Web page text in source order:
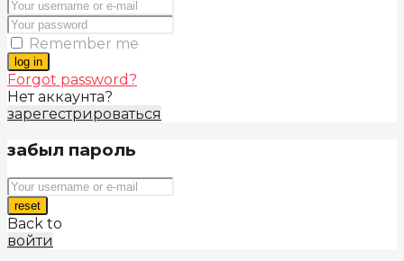
Remember me
log in
Forgot password?
Нет аккаунта?
зарегестрироваться
забыл пароль
reset
Back to
войти